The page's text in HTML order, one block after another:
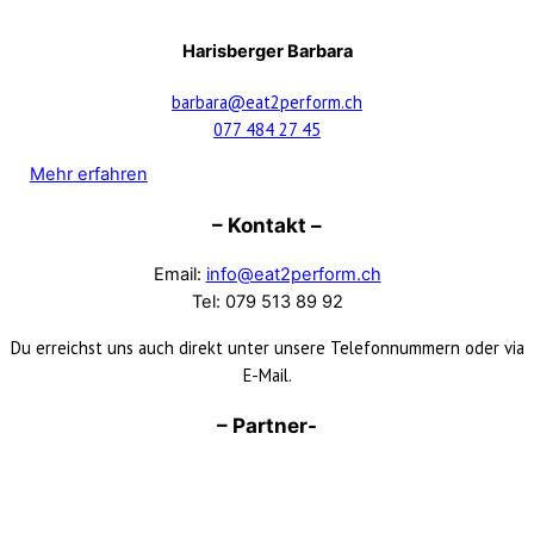
Harisberger Barbara
barbara@eat2perform.ch
077 484 27 45
Mehr erfahren
– Kontakt –
Email: info@eat2perform.ch
Tel: 079 513 89 92
Du erreichst uns auch direkt unter unsere Telefonnummern oder via
E-Mail.
– Partner-